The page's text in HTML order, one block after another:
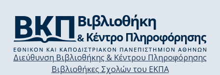
Διεύθυνση Βιβλιοθήκης & Κέντρου Πληροφόρησης
Βιβλιοθήκες Σχολών του ΕΚΠΑ